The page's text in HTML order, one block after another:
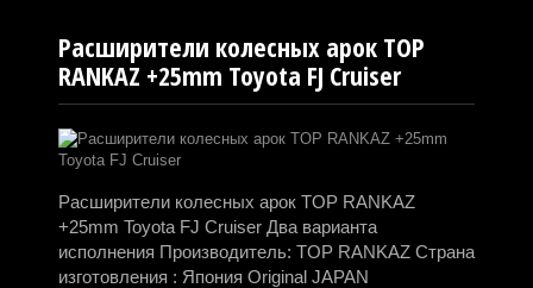
Расширители колесных арок TOP
RANKAZ +25mm Toyota FJ Cruiser
Расширители колесных арок TOP RANKAZ
+25mm Toyota FJ Cruiser Два варианта
исполнения Производитель: TOP RANKAZ Страна
изготовления : Япония Original JAPAN